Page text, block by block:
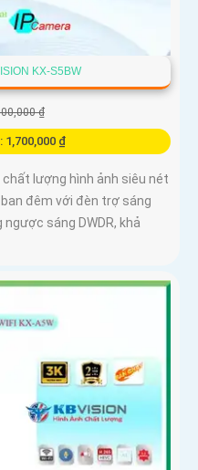
KX-S5BW
₫
1,700,000 ₫
chất lượng hình ảnh siêu nét
đêm với đèn trợ sáng
sáng DWDR, khả